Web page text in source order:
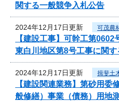
関する一般競争入札公告
2024年12月17日更新 可茂農
【建設工事】可幹工第
東白川地区第8号工事に関
2024年12月17日更新 揖斐土
【建設関連業務】第砂用
般修繕）事業（債務）用地